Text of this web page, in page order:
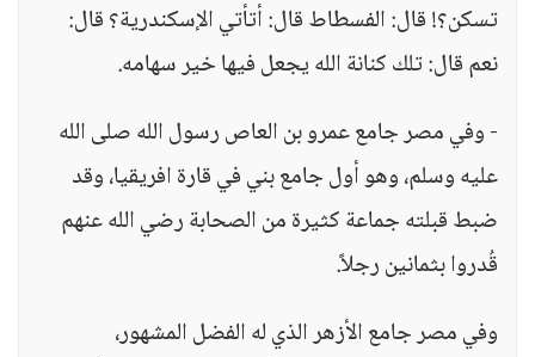
تسكن؟! قال: الفسطاط قال: أتأتي الإسكندرية؟ قال:
نعم قال: تلك كنانة الله يجعل فيها خير سهامه.
- وفي مصر جامع عمرو بن العاص رسول الله صلى الله
عليه وسلم، وهو أول جامع بني في قارة افريقيا، وقد
ضبط قبلته جماعة كثيرة من الصحابة رضي الله عنهم
قُدروا بثمانين رجلاً.
وفي مصر جامع الأزهر الذي له الفضل المشهور،